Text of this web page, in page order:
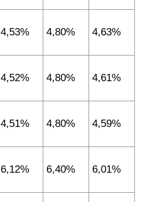
4,53% 4,80% 4,63%
4,52% 4,80% 4,61%
4,51% 4,80% 4,59%
6,12% 6,40% 6,01%